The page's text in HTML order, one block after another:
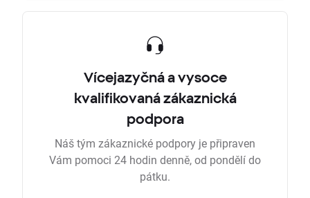
Vícejazyčná a vysoce
kvalifikovaná zákaznická
podpora
Náš tým zákaznické podpory je připraven
Vám pomoci 24 hodin denně, od pondělí do
pátku.